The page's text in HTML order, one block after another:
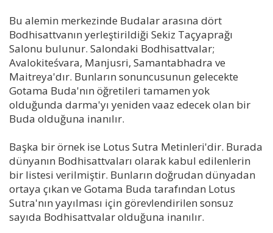
Bu alemin merkezinde Budalar arasına dört
Bodhisattvanın yerleştirildiği Sekiz Taçyaprağı
Salonu bulunur. Salondaki Bodhisattvalar;
Avalokiteśvara, Manjusri, Samantabhadra ve
Maitreya'dır. Bunların sonuncusunun gelecekte
Gotama Buda'nın öğretileri tamamen yok
olduğunda darma'yı yeniden vaaz edecek olan bir
Buda olduğuna inanılır.
Başka bir örnek ise Lotus Sutra Metinleri'dir. Burada
dünyanın Bodhisattvaları olarak kabul edilenlerin
bir listesi verilmiştir. Bunların doğrudan dünyadan
ortaya çıkan ve Gotama Buda tarafından Lotus
Sutra'nın yayılması için görevlendirilen sonsuz
sayıda Bodhisattvalar olduğuna inanılır.